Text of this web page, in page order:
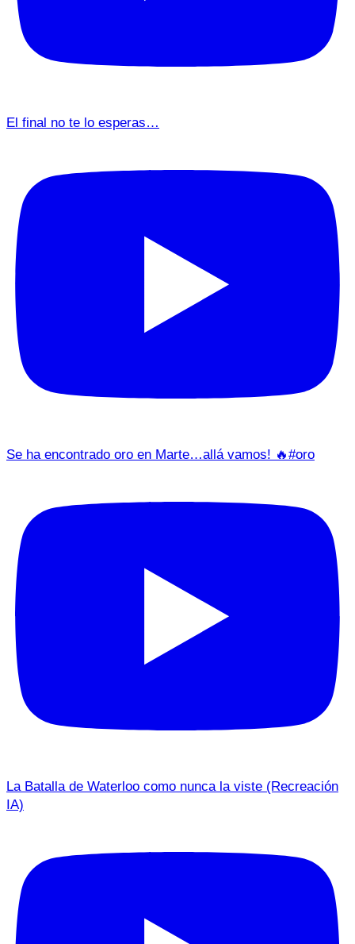
El final no te lo esperas…
Se ha encontrado oro en Marte…allá vamos! 🔥#oro
La Batalla de Waterloo como nunca la viste (Recreación
IA)